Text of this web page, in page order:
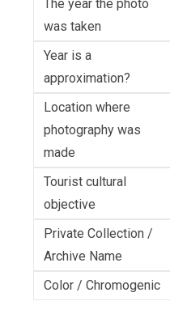
The year the photo
was taken
Year is a
approximation?
Location where
photography was
made
Tourist cultural
objective
Private Collection /
Archive Name
Color / Chromogenic